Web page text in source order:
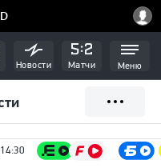
Новости Матчи Меню